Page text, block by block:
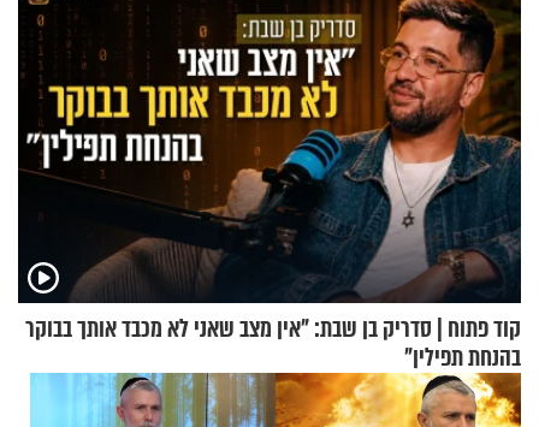
קוד פתוח | סדריק בן שבת: "אין מצב שאני לא מכבד אותך בבוקר
בהנחת תפילין"